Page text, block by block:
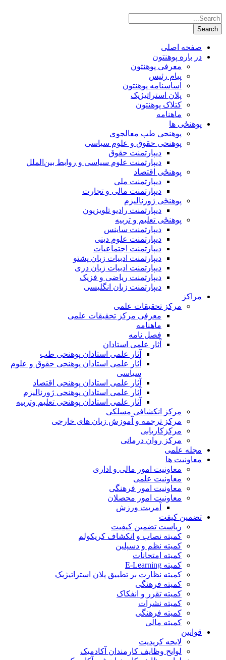
صفحه اصلی
در باره پوهنتون
معرفی پوهنتون
پیام رئیس
اساسنامه پوهنتون
پلان استراتیژیک
کتلاک پوهنتون
ماهنامه
پوهنځی ها
پوهنحی طب معالجوی
پوهنحی حقوق و علوم سیاسی
دیپارتمنت حقوق
دیپارتمنت علوم سیاسی و روابط بین‌الملل
پوهنځی اقتصاد
دیپارتمنت ملی
دیپارتمنت مالی و تجارت
پوهنځی ژورنالیزم
دیپارتمنت رادیو تلویزیون
پوهنځی تعلیم و تربیه
دیپارتمنت ساینس
دیپارتمنت علوم دینی
دیپارتمنت اجتماعیات
دیپارتمنت ادبیات زبان پشتو
دیپارتمنت ادبیات زبان دری
دیپارتمنت ریاضی و فزیک
دیپارتمنت زبان انگلیسی
مراکز
مرکز تحقیقات علمی
معرفی مرکز تحقیقات علمی
ماهنامه
فصل نامه
آثار علمی استادان
آثار علمی استادان پوهنحی طب
آثار علمی استادان پوهنحی حقوق و علوم
سیاسی
آثار علمی استادان پوهنحی اقتصاد
آثار علمی استادان پوهنحی ژورنالیزم
آثار علمی استادان پوهنحی تعلیم وتربیه
مرکز انکشافی مسلکی
مرکز ترجمه و آموزش زبان های خارجی
مرکزکاریابی
مرکز روان درمانی
مجله علمی
معاونیت ها
معاونیت امور مالی و اداری
معاونیت علمی
معاونیت امور فرهنگی
معاونیت امور محصلان
آمریت ورزش
تضمین کیفت
ریاست تضمین کیفیت
کمیته نصاب و انکشاف کریکولم
کمیته نظم و دسپلین
کمیته امتحانات
کمیته E-Learning
کمیته نظارت بر تطبیق پلان استراتیژیک
کمیته فرهنگی
کمیته تقرر و انفکاک
کمیته نشرات
کمیته فرهنگی
کمیته مالی
قوانین
لایحه کریدیت
لوایح وظایف کارمندان آکادمیک